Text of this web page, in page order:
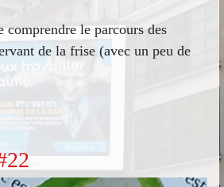
comprendre le parcours des
de la frise (avec un peu de